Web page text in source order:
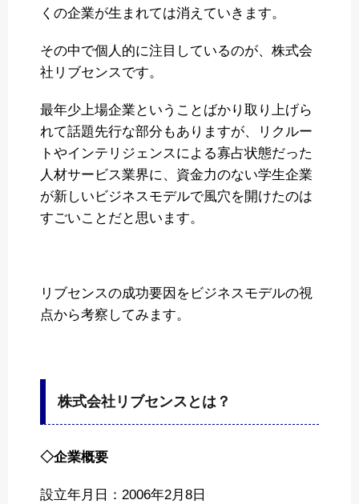
くの企業が生まれては消えていきます。
その中で個人的に注目しているのが、株式会
社リブセンスです。
最年少上場企業ということばかり取り上げら
れて話題先行な部分もありますが、リクルー
トやインテリジェンスによる寡占状態だった
人材サービス業界に、資金力のない学生企業
が新しいビジネスモデルで風穴を開けたのは
すごいことだと思います。
リブセンスの成功要因をビジネスモデルの視
点から考察してみます。
株式会社リブセンスとは？
◇企業概要
設立年月日：2006年2月8日